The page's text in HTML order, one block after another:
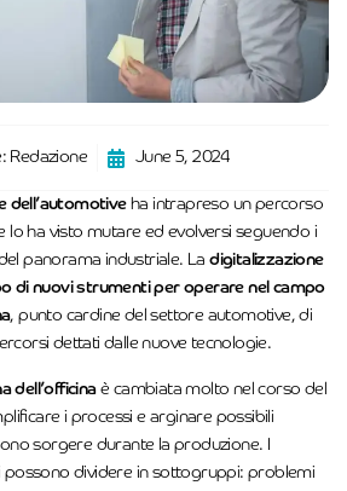
Redazione June 5, 2024
dell’automotiveha intrapreso un percorso
lo ha visto mutare ed evolversi seguendo i
panorama industriale. Ladigitalizzazione
di nuovi strumenti per operare nel campo
, punto cardine del settore automotive, di
dettati dalle nuove tecnologie.
dell’officinaè cambiata molto nel corso del
i processi e arginare possibili
sorgere durante la produzione. I
possono dividere in sottogruppi: problemi